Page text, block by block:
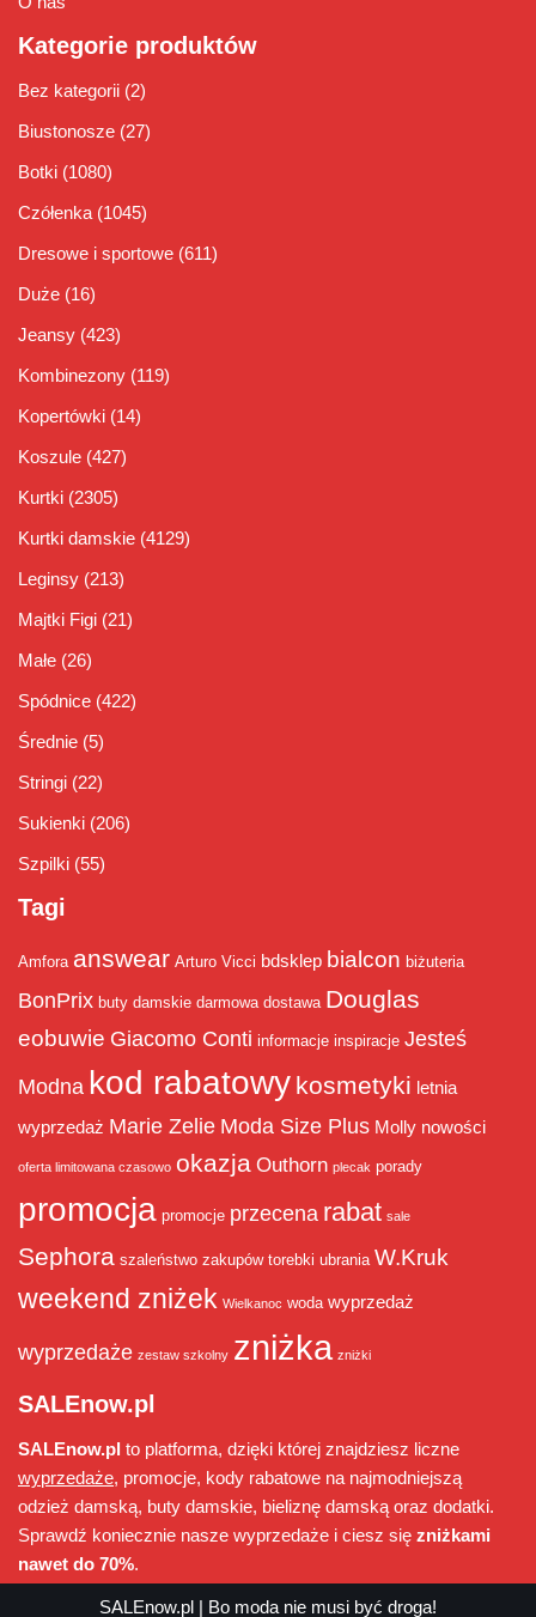
Kategorie produktów
Bez kategorii (2)
Biustonosze (27)
Botki (1080)
Czółenka (1045)
Dresowe i sportowe (611)
Duże (16)
Jeansy (423)
Kombinezony (119)
Kopertówki (14)
Koszule (427)
Kurtki (2305)
Kurtki damskie (4129)
Leginsy (213)
Majtki Figi (21)
Małe (26)
Spódnice (422)
Średnie (5)
Stringi (22)
Sukienki (206)
Szpilki (55)
Tagi
Amfora answear Arturo Vicci bdsklep bialcon biżuteria
BonPrix buty damskie darmowa dostawa Douglas
eobuwie Giacomo Conti informacje inspiracje Jesteś
Modna kod rabatowy kosmetyki letnia
wyprzedaż Marie Zelie Moda Size Plus Molly nowości
oferta limitowana czasowo okazja Outhorn plecak porady
promocja promocje przecena rabat sale
Sephora szaleństwo zakupów torebki ubrania W.Kruk
weekend zniżek Wielkanoc woda wyprzedaż
wyprzedaże zestaw szkolny zniżka zniżki
SALEnow.pl
SALEnow.pl to platforma, dzięki której znajdziesz liczne
wyprzedaże, promocje, kody rabatowe na najmodniejszą
odzież damską, buty damskie, bieliznę damską oraz dodatki.
Sprawdź koniecznie nasze wyprzedaże i ciesz się zniżkami
nawet do 70%.
SALEnow.pl | Bo moda nie musi być droga!